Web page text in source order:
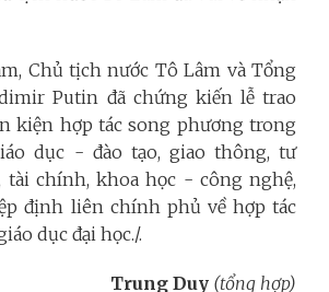
Chủ tịch nước Tô Lâm và Tổng
Putin đã chứng kiến lễ trao
kiện hợp tác song phương trong
dục - đào tạo, giao thông, tư
tài chính, khoa học - công nghệ,
định liên chính phủ về hợp tác
dục đại học./.
Trung Duy (tổng hợp)